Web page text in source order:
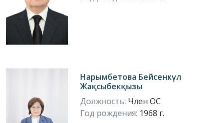
Нарымбетова Бейсенкүл
Жақсыбекқызы
Должность: Член ОС
Год рождения: 1968 г.